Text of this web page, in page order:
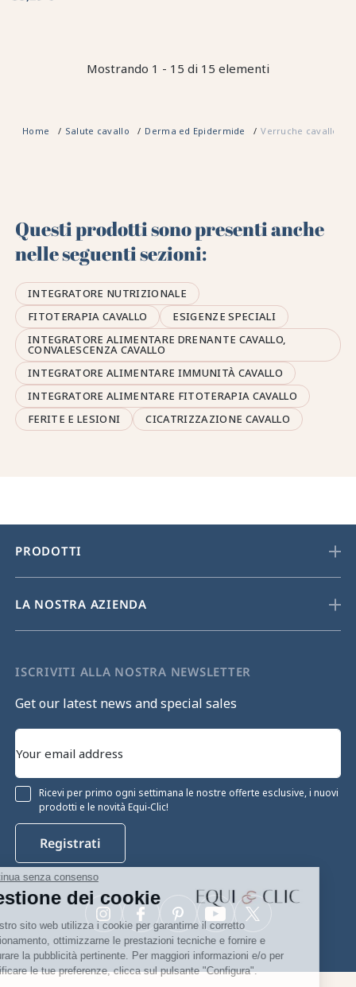
Continua senza consenso
Gestione dei cookie
Il nostro sito web utilizza i cookie per garantirne il corretto
funzionamento, ottimizzarne le prestazioni tecniche e fornire e
misurare la pubblicità pertinente. Per maggiori informazioni e/o per
modificare le tue preferenze, clicca sul pulsante "Configura".
Mostrando 1 - 15 di 15 elementi
Home Salute cavallo Derma ed Epidermide Verruche cavallo
Questi prodotti sono presenti anche
nelle seguenti sezioni:
INTEGRATORE NUTRIZIONALE
FITOTERAPIA CAVALLO
ESIGENZE SPECIALI
INTEGRATORE ALIMENTARE DRENANTE CAVALLO,
CONVALESCENZA CAVALLO
INTEGRATORE ALIMENTARE IMMUNITÀ CAVALLO
INTEGRATORE ALIMENTARE FITOTERAPIA CAVALLO
FERITE E LESIONI
CICATRIZZAZIONE CAVALLO
PRODOTTI
LA NOSTRA AZIENDA
ISCRIVITI ALLA NOSTRA NEWSLETTER
Get our latest news and special sales
Ricevi per primo ogni settimana le nostre offerte esclusive, i nuovi
prodotti e le novità Equi-Clic!
Registrati
Facebook Twitter
YouTube
Pinterest
Instagram